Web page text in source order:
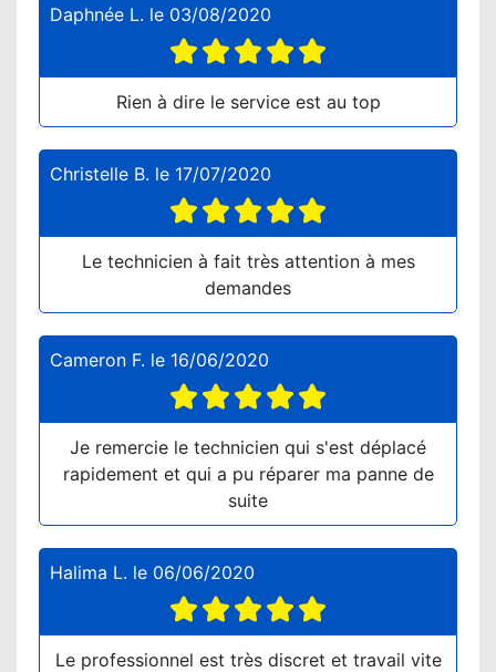
Daphnée L. le 03/08/2020
Rien à dire le service est au top
Christelle B. le 17/07/2020
Le technicien à fait très attention à mes
demandes
Cameron F. le 16/06/2020
Je remercie le technicien qui s'est déplacé
rapidement et qui a pu réparer ma panne de
suite
Halima L. le 06/06/2020
Le professionnel est très discret et travail vite